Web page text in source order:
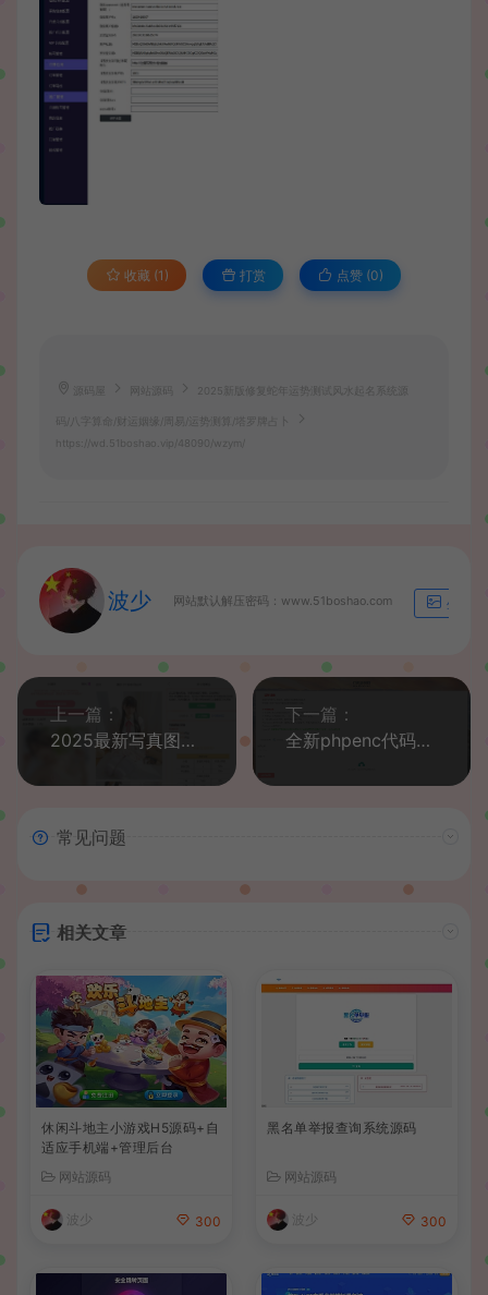
收藏 (1) 打赏 点赞 (0)
网站源码 2025新版修复蛇年运势测试风水起名系统源
码/八字算命/财运姻缘/周易/运势测算/塔罗牌占卜
https://wd.51boshao.vip/48090/wzym/
波少 网站默认解压密码：www.51boshao.com 生成海
上一篇：
2025最新写真图片视频打赏系统源码完整可用 附教程
下一篇：
全新phpenc代码加密系统源码 PHP代码加密程序源码
常见问题
相关文章
休闲斗地主小游戏H5源码+自
适应手机端+管理后台
网站源码
波少 300
黑名单举报查询系统源码
网站源码
波少 300